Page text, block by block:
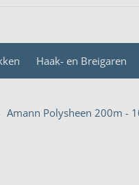
Haak- en Breigaren
Amann Polysheen 200m -